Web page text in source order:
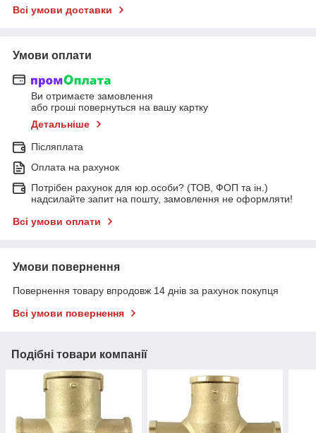
Всі умови доставки
Умови оплати
Ви отримаєте замовлення
або гроші повернуться на вашу картку
Детальніше
Післяплата
Оплата на рахунок
Потрібен рахунок для юр.особи? (ТОВ, ФОП та ін.)
надсилайте запит на пошту, замовлення не оформляти!
Всі умови оплати
Умови повернення
Повернення товару впродовж 14 днів за рахунок покупця
Всі умови повернення
Подібні товари компанії